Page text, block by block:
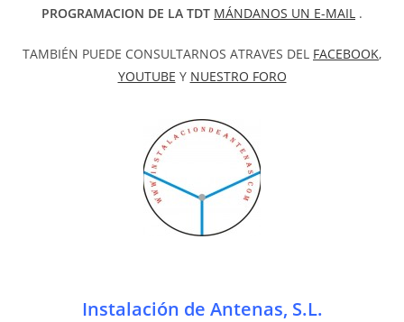
PROGRAMACION DE LA TDT MÁNDANOS UN E-MAIL .
TAMBIÉN PUEDE CONSULTARNOS ATRAVES DEL FACEBOOK,
YOUTUBE Y NUESTRO FORO
Instalación de Antenas, S.L.